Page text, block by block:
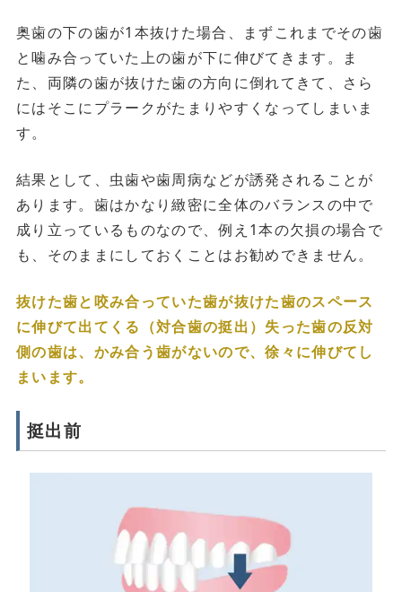
奥歯の下の歯が1本抜けた場合、まずこれまでその歯
と噛み合っていた上の歯が下に伸びてきます。ま
た、両隣の歯が抜けた歯の方向に倒れてきて、さら
にはそこにプラークがたまりやすくなってしまいま
す。
結果として、虫歯や歯周病などが誘発されることが
あります。歯はかなり緻密に全体のバランスの中で
成り立っているものなので、例え1本の欠損の場合で
も、そのままにしておくことはお勧めできません。
抜けた歯と咬み合っていた歯が抜けた歯のスペース
に伸びて出てくる（対合歯の挺出）失った歯の反対
側の歯は、かみ合う歯がないので、徐々に伸びてし
まいます。
挺出前